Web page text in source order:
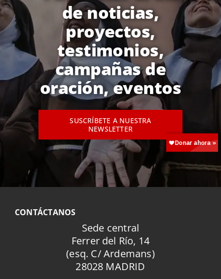
de noticias,
proyectos,
testimonios,
campañas de
oración, eventos
SUSCRÍBETE A NUESTRA
NEWSLETTER
CONTÁCTANOS
Sede central
Ferrer del Río, 14
(esq. C/ Ardemans)
28028 MADRID